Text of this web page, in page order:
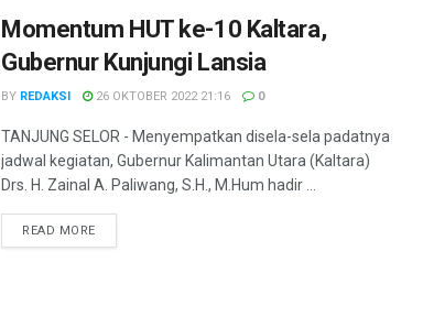
Momentum HUT ke-10 Kaltara,
Gubernur Kunjungi Lansia
BY REDAKSI 26 OKTOBER 2022 21:16 0
TANJUNG SELOR - Menyempatkan disela-sela padatnya
jadwal kegiatan, Gubernur Kalimantan Utara (Kaltara)
Drs. H. Zainal A. Paliwang, S.H., M.Hum hadir ...
READ MOREDETAILS